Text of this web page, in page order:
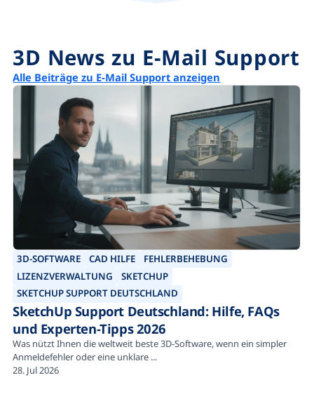
3D News zu E-Mail Support
Alle Beiträge zu E-Mail Support anzeigen
3D-SOFTWARE CAD HILFE
FEHLERBEHEBUNG
LIZENZVERWALTUNG
SKETCHUP
SKETCHUP SUPPORT DEUTSCHLAND
SketchUp Support Deutschland: Hilfe, FAQs
und Experten-Tipps 2026
Was nützt Ihnen die weltweit beste 3D-Software, wenn ein simpler
Anmeldefehler oder eine unklare ...
28. Jul 2026